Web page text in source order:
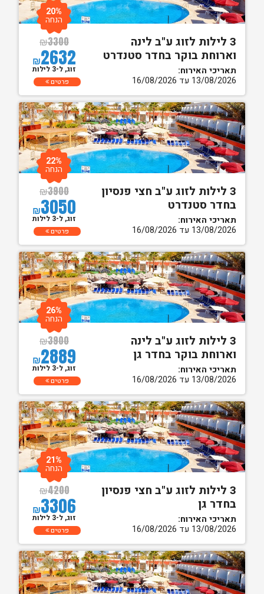
3 לילות לזוג ע"ב לינה
וארוחת בוקר בחדר סטנדרט
תאריכי האירוח:
13/08/2026 עד 16/08/2026
₪3300
₪2632
20%
הנחה
זוג, ל-3 לילות
פרטים
3 לילות לזוג ע"ב חצי פנסיון
בחדר סטנדרט
תאריכי האירוח:
13/08/2026 עד 16/08/2026
₪3900
₪3050
22%
הנחה
זוג, ל-3 לילות
פרטים
3 לילות לזוג ע"ב לינה
וארוחת בוקר בחדר גן
תאריכי האירוח:
13/08/2026 עד 16/08/2026
₪3900
₪2889
26%
הנחה
זוג, ל-3 לילות
פרטים
3 לילות לזוג ע"ב חצי פנסיון
בחדר גן
תאריכי האירוח:
13/08/2026 עד 16/08/2026
₪4200
₪3306
21%
הנחה
זוג, ל-3 לילות
פרטים